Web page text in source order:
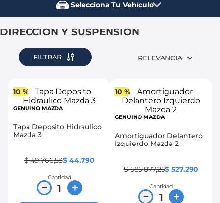
2.
aveo
spark gt
ford fiesta
.
mazda 3
.
chevrolet spark gt
Selecciona Tu Vehículo
DIRECCION Y SUSPENSION
FILTRAR RELEVANCIA
10 %
GENUINO MAZDA
Tapa Deposito Hidraulico
Mazda 3
$ 49.766,53$ 44.790
Cantidad
＋
－
10 %
GENUINO MAZDA
Amortiguador Delantero
Izquierdo Mazda 2
$ 585.877,25$ 527.290
Cantidad
＋
－